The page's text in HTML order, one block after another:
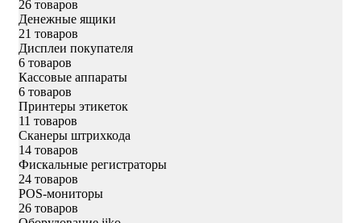
26 товаров
Денежные ящики
21 товаров
Дисплеи покупателя
6 товаров
Кассовые аппараты
6 товаров
Принтеры этикеток
11 товаров
Сканеры штрихкода
14 товаров
Фискальные регистраторы
24 товаров
POS-мониторы
26 товаров